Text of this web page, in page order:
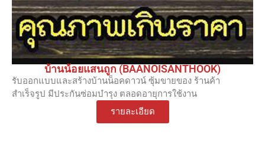
บ้านน้อยแสนถูก (BAANOISANTHOOK)
รับออกแบบและสร้างบ้านน็อคดาวน์ ซุ้มขายของ ร้านค้า
สำเร็จรูป มีประกันซ่อมบำรุง ตลอดอายุการใช้งาน
รายละเอียด